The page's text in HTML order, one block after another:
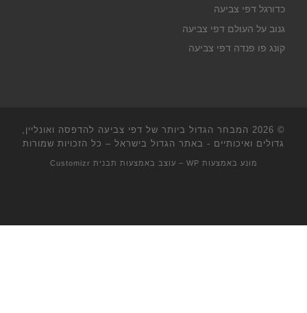
כדורגל דפי צביעה
גנוב על העולם דפי צביעה
קונג פו פנדה דפי צביעה
© 2026
המבחר הגדול ביותר של דפי צביעה להדפסה ואונליין,
גדולים ואיכותיים - באתר הגדול בישראל – כל הזכויות שמורות
מונע באמצעות WP – עוצב באמצעות תבנית Customizr